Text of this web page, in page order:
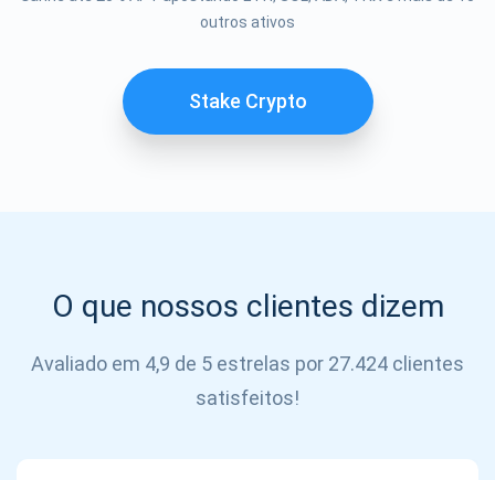
outros ativos
Stake Crypto
O que nossos clientes dizem
Avaliado em 4,9 de 5 estrelas por 27.424 clientes
satisfeitos!
SE
INSCREVER